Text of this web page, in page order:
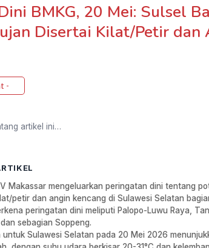
BMKG, 20 Mei: Sulsel
Disertai Kilat/Petir dan
-
Makassar mengeluarkan peringatan dini tentang
petir dan angin kencang di Sulawesi Selatan
peringatan dini meliputi Palopo-Luwu Raya,
sebagian Soppeng.
untuk Sulawesi Selatan pada 20 Mei 2026